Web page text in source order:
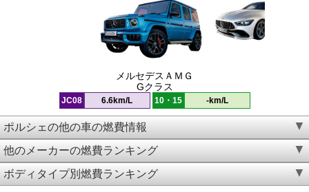
メルセデスＡＭＧ
Gクラス
JC08 6.6km/L 10・15 -km/L
ポルシェの他の車の燃費情報
他のメーカーの燃費ランキング
ボディタイプ別燃費ランキング